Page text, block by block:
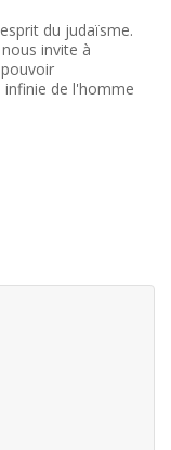
du judaïsme.
invite à
infinie de l'homme